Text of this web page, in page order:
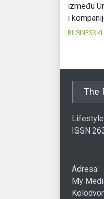
između
i
BUSINESS
The
ISSN
Adresa:
My